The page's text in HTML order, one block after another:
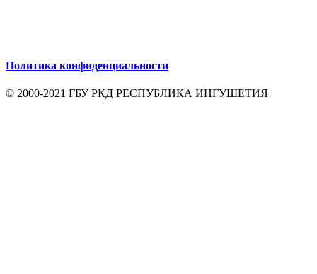
Политика конфиденциальности
© 2000-2021 ГБУ РКД РЕСПУБЛИКА ИНГУШЕТИЯ